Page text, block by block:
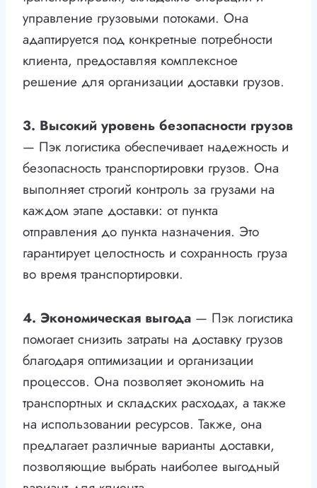
управление грузовыми потоками. Она
адаптируется под конкретные потребности
клиента, предоставляя комплексное
решение для организации доставки грузов.
3. Высокий уровень безопасности грузов
— Пэк логистика обеспечивает надежность и
безопасность транспортировки грузов. Она
выполняет строгий контроль за грузами на
каждом этапе доставки: от пункта
отправления до пункта назначения. Это
гарантирует целостность и сохранность груза
во время транспортировки.
4. Экономическая выгода — Пэк логистика
помогает снизить затраты на доставку грузов
благодаря оптимизации и организации
процессов. Она позволяет экономить на
транспортных и складских расходах, а также
на использовании ресурсов. Также, она
предлагает различные варианты доставки,
позволяющие выбрать наиболее выгодный